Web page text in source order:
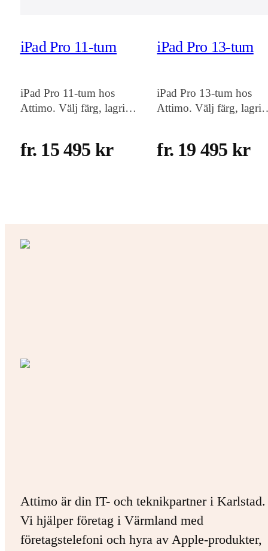
iPad Pro 11-tum
iPad Pro 11-tum hos
Attimo. Välj färg, lagring
leverans i Sverige.
fr. 15 495 kr
iPad Pro 13-tum
iPad Pro 13-tum hos
Attimo. Välj färg,
leverans i Sverige.
fr. 19 495 kr
Attimo är din IT- och teknikpartner i Karlstad.
Vi hjälper företag i Värmland med
företagstelefoni och hyra av Apple-produkter,